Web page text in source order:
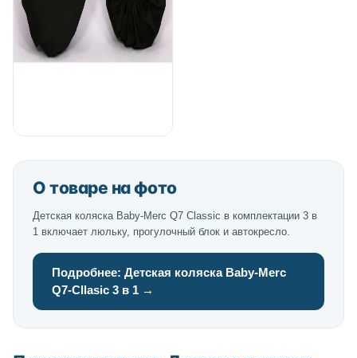
О товаре на фото
Детская коляска Baby-Merc Q7 Classic в комплектации 3 в
1 включает люльку, прогулочный блок и автокресло.
Подробнее: Детская коляска Baby-Merc
Q7-Cllasic 3 в 1 →